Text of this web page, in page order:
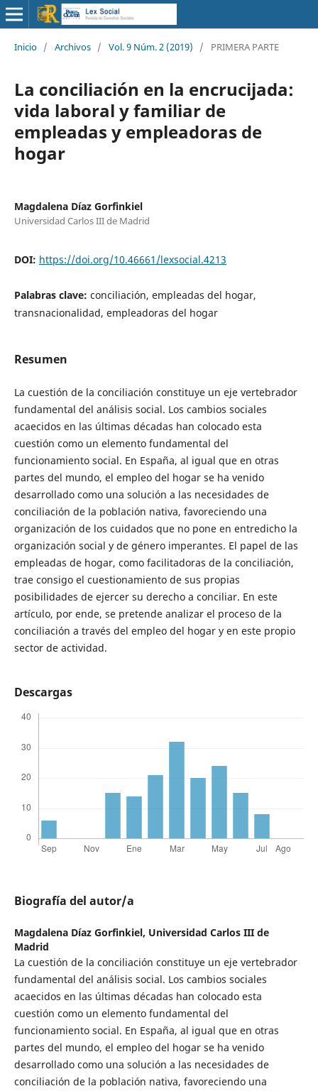
Inicio / Archivos / Vol. 9 Núm. 2 (2019) / PRIMERA PARTE
La conciliación en la encrucijada:
vida laboral y familiar de
empleadas y empleadoras de
hogar
Magdalena Díaz Gorfinkiel
Universidad Carlos III de Madrid
DOI: https://doi.org/10.46661/lexsocial.4213
Palabras clave: conciliación, empleadas del hogar,
transnacionalidad, empleadoras del hogar
Resumen
La cuestión de la conciliación constituye un eje vertebrador
fundamental del análisis social. Los cambios sociales
acaecidos en las últimas décadas han colocado esta
cuestión como un elemento fundamental del
funcionamiento social. En España, al igual que en otras
partes del mundo, el empleo del hogar se ha venido
desarrollado como una solución a las necesidades de
conciliación de la población nativa, favoreciendo una
organización de los cuidados que no pone en entredicho la
organización social y de género imperantes. El papel de las
empleadas de hogar, como facilitadoras de la conciliación,
trae consigo el cuestionamiento de sus propias
posibilidades de ejercer su derecho a conciliar. En este
artículo, por ende, se pretende analizar el proceso de la
conciliación a través del empleo del hogar y en este propio
sector de actividad.
Descargas
Biografía del autor/a
Magdalena Díaz Gorfinkiel, Universidad Carlos III de
Madrid
La cuestión de la conciliación constituye un eje vertebrador
fundamental del análisis social. Los cambios sociales
acaecidos en las últimas décadas han colocado esta
cuestión como un elemento fundamental del
funcionamiento social. En España, al igual que en otras
partes del mundo, el empleo del hogar se ha venido
desarrollado como una solución a las necesidades de
conciliación de la población nativa, favoreciendo una